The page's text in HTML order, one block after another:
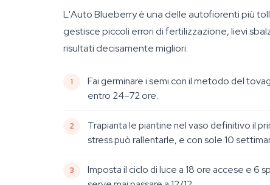
L'Auto Blueberry è una delle autofiorenti più
gestisce piccoli errori di fertilizzazione, lievi
risultati decisamente migliori.
Fai germinare i semi con il metodo del
entro 24–72 ore.
Trapianta le piantine nel vaso definitivo il
stress può rallentarle, e con sole 10
Imposta il ciclo di luce a 18 ore accese e 6